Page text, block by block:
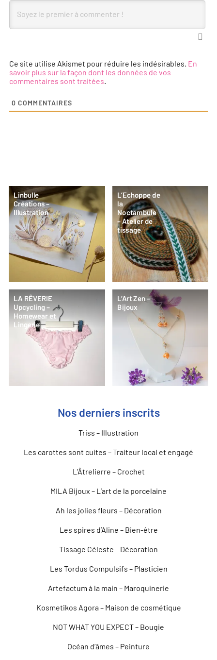
Ce site utilise Akismet pour réduire les indésirables. En
savoir plus sur la façon dont les données de vos
commentaires sont traitées.
0 COMMENTAIRES
Linbulle
Créations –
Illustration
L’Echoppe de
la
Noctambule
– Atelier de
tissage
LA RÊVERIE
Upcycling –
Homewear et
Lingerie
L’Art Zen –
Bijoux
Nos derniers inscrits
Triss – Illustration
Les carottes sont cuites – Traiteur local et engagé
L’Âtrelierre – Crochet
MILA Bijoux – L’art de la porcelaine
Ah les jolies fleurs – Décoration
Les spires d’Aline – Bien-être
Tissage Céleste – Décoration
Les Tordus Compulsifs – Plasticien
Artefactum à la main – Maroquinerie
Kosmetikos Agora – Maison de cosmétique
NOT WHAT YOU EXPECT – Bougie
Océan d’âmes – Peinture